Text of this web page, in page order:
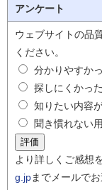
アンケート
ウェブサイトの品
ください。
分かりやすか
探しにくかった
知りたい内容
聞き慣れない
より詳しくご感想
g.jpまでメールで